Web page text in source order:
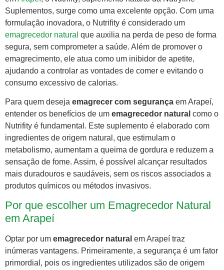
Suplementos, surge como uma excelente opção. Com uma
formulação inovadora, o Nutrifity é considerado um
emagrecedor natural que auxilia na perda de peso de forma
segura, sem comprometer a saúde. Além de promover o
emagrecimento, ele atua como um inibidor de apetite,
ajudando a controlar as vontades de comer e evitando o
consumo excessivo de calorias.
Para quem deseja emagrecer com segurança em Arapeí,
entender os benefícios de um emagrecedor natural como o
Nutrifity é fundamental. Este suplemento é elaborado com
ingredientes de origem natural, que estimulam o
metabolismo, aumentam a queima de gordura e reduzem a
sensação de fome. Assim, é possível alcançar resultados
mais duradouros e saudáveis, sem os riscos associados a
produtos químicos ou métodos invasivos.
Por que escolher um Emagrecedor Natural
em Arapeí
Optar por um emagrecedor natural em Arapeí traz
inúmeras vantagens. Primeiramente, a segurança é um fator
primordial, pois os ingredientes utilizados são de origem